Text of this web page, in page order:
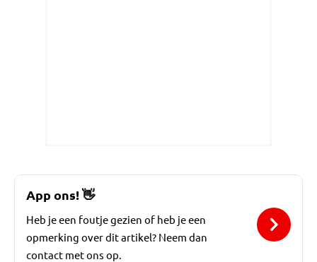
App ons! 👋
Heb je een foutje gezien of heb je een
opmerking over dit artikel? Neem dan
contact met ons op.